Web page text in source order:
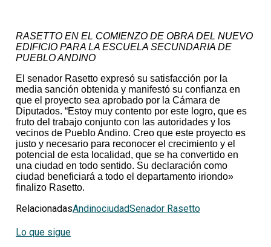
RASETTO EN EL COMIENZO DE OBRA DEL NUEVO
EDIFICIO PARA LA ESCUELA SECUNDARIA DE
PUEBLO ANDINO
El senador Rasetto expresó su satisfacción por la
media sanción obtenida y manifestó su confianza en
que el proyecto sea aprobado por la Cámara de
Diputados. “Estoy muy contento por este logro, que es
fruto del trabajo conjunto con las autoridades y los
vecinos de Pueblo Andino. Creo que este proyecto es
justo y necesario para reconocer el crecimiento y el
potencial de esta localidad, que se ha convertido en
una ciudad en todo sentido. Su declaración como
ciudad beneficiará a todo el departamento iriondo»
finalizo Rasetto.
RelacionadasAndinociudadSenador Rasetto
Lo que sigue